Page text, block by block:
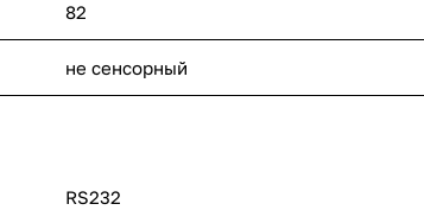
82
не сенсорный
RS232